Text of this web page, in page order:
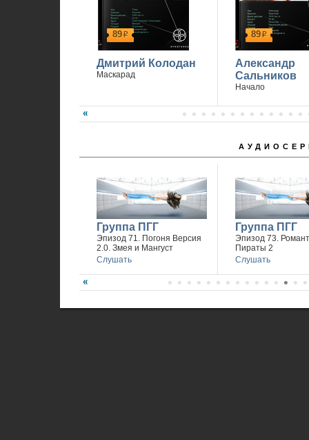
89р
Дмитрий Колодан
Маскарад
89р
Александр
Сальников
Начало
Группа ПГГ
Эпизод 71. Погоня Версия
2.0. Змея и Мангуст
Слушать
Группа ПГГ
Эпизод 73.
Пираты 2
Слушать